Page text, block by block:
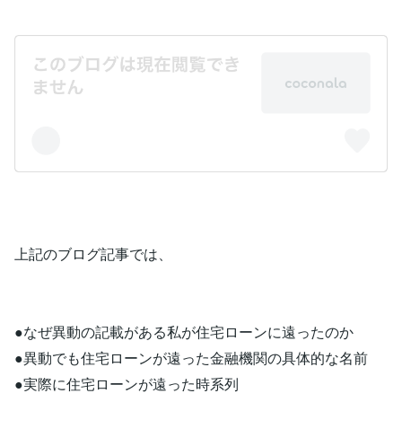
上記のブログ記事では、
●なぜ異動の記載がある私が住宅ローンに遠ったのか
●異動でも住宅ローンが遠った金融機関の具体的な名前
●実際に住宅ローンが遠った時系列